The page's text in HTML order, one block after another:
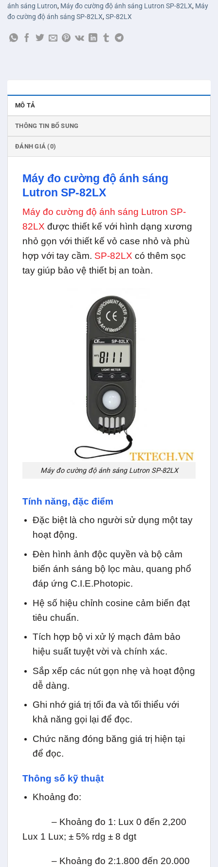
ánh sáng Lutron, Máy đo cường độ ánh sáng Lutron SP-82LX, Máy
đo cường độ ánh sáng SP-82LX,SP-82LX
MÔ TẢ
THÔNG TIN BỔ SUNG
ĐÁNH GIÁ (0)
Máy đo cường độ ánh sáng
Lutron SP-82LX
Máy đo cường độ ánh sáng Lutron SP-
82LX được thiết kế với hình dạng xương
nhỏ gọn với thiết kế vỏ case nhỏ và phù
hợp với tay cầm. SP-82LX có thêm sọc
tay giúp bảo vệ thiết bị an toàn.
Máy đo cường độ ánh sáng Lutron SP-82LX
Tính năng, đặc điểm
Đặc biệt là cho người sử dụng một tay
hoạt động.
Đèn hình ảnh độc quyền và bộ cảm
biến ánh sáng bộ lọc màu, quang phổ
đáp ứng C.I.E.Photopic.
Hệ số hiệu chỉnh cosine cảm biến đạt
tiêu chuẩn.
Tích hợp bộ vi xử lý mạch đảm bảo
hiệu suất tuyệt vời và chính xác.
Sắp xếp các nút gọn nhẹ và hoạt động
dễ dàng.
Ghi nhớ giá trị tối đa và tối thiểu với
khả năng gọi lại để đọc.
Chức năng đóng băng giá trị hiện tại
để đọc.
Thông số kỹ thuật
Khoảng đo:
– Khoảng đo 1: Lux 0 đến 2,200
Lux 1 Lux; ± 5% rdg ± 8 dgt
– Khoảng đo 2:1.800 đến 20.000